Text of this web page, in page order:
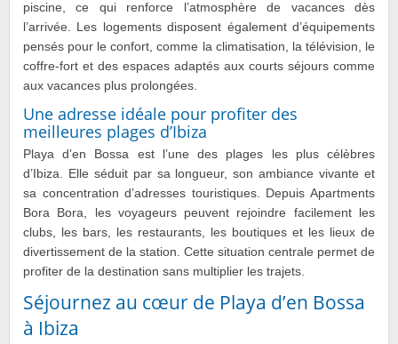
piscine, ce qui renforce l’atmosphère de vacances dès
l’arrivée. Les logements disposent également d’équipements
pensés pour le confort, comme la climatisation, la télévision, le
coffre-fort et des espaces adaptés aux courts séjours comme
aux vacances plus prolongées.
Une adresse idéale pour profiter des
meilleures plages d’Ibiza
Playa d’en Bossa est l’une des plages les plus célèbres
d’Ibiza. Elle séduit par sa longueur, son ambiance vivante et
sa concentration d’adresses touristiques. Depuis Apartments
Bora Bora, les voyageurs peuvent rejoindre facilement les
clubs, les bars, les restaurants, les boutiques et les lieux de
divertissement de la station. Cette situation centrale permet de
profiter de la destination sans multiplier les trajets.
Séjournez au cœur de Playa d’en Bossa
à Ibiza